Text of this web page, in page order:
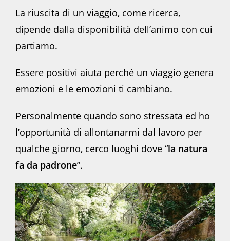
La riuscita di un viaggio, come ricerca,
dipende dalla disponibilità dell’animo con cui
partiamo.
Essere positivi aiuta perché un viaggio genera
emozioni e le emozioni ti cambiano.
Personalmente quando sono stressata ed ho
l’opportunità di allontanarmi dal lavoro per
qualche giorno, cerco luoghi dove “la natura
fa da padrone”.